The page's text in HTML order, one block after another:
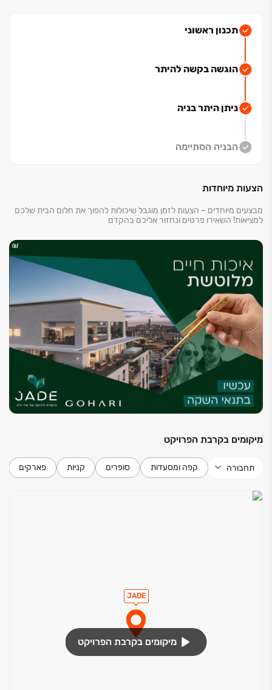
ממפרט טכני עשיר במיוחד, מערכות חכמות, מטבחי איכות
חווית מגורים בוטיקית עם טרקלין דיירים, חדר כושר ועוד.
היין, המשלב נגישות אורבנית וטבע. השכונה מציעה פארקים
‏4 ו‏-3 ושתי תחנות רכבת סמוכות, בהן תחנה עתידית בלב
תכנון ראשוני
הוגשה בקשה להיתר
ניתן היתר בניה
הבניה הסתיימה
הצעות מיוחדות
מבצעים מיוחדים – הצעות לזמן מוגבל שיכולות להפוך את חלום הבית שלכם
למציאות! השאירו פרטים ונחזור אליכם בהקדם
מיקומים בקרבת הפרויקט
תחבורה קפה ומסעדות סופרים קניות פארקים
JADE
מיקומים בקרבת הפרויקט